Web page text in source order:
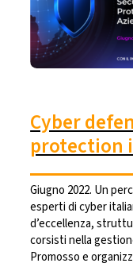
Cyber
protection
Giugno 2022. Un
esperti di cyber
d’eccellenza,
corsisti nella
Promosso e